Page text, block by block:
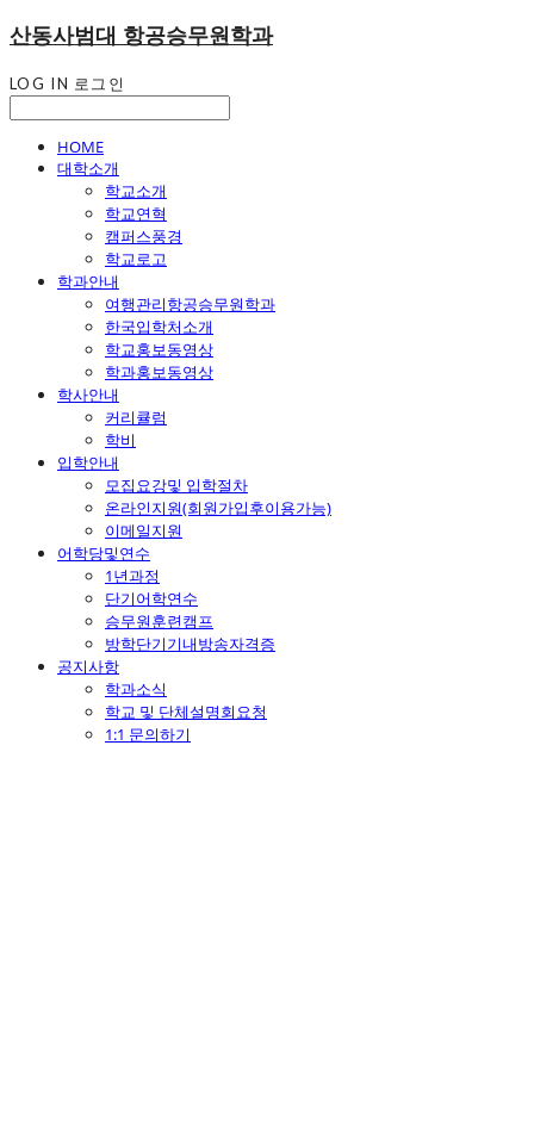
산동사범대 항공승무원학과
LOG IN 로그인
HOME
대학소개
학교소개
학교연혁
캠퍼스풍경
학교로고
학과안내
여행관리항공승무원학과
한국입학처소개
학교홍보동영상
학과홍보동영상
학사안내
커리큘럼
학비
입학안내
모집요강및 입학절차
온라인지원(회원가입후이용가능)
이메일지원
어학당및연수
1년과정
단기어학연수
승무원훈련캠프
방학단기기내방송자격증
공지사항
학과소식
학교 및 단체설명회요청
1:1 문의하기